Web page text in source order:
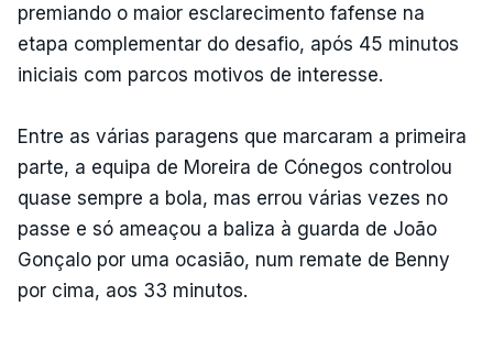
premiando o maior esclarecimento fafense na
etapa complementar do desafio, após 45 minutos
iniciais com parcos motivos de interesse.
Entre as várias paragens que marcaram a primeira
parte, a equipa de Moreira de Cónegos controlou
quase sempre a bola, mas errou várias vezes no
passe e só ameaçou a baliza à guarda de João
Gonçalo por uma ocasião, num remate de Benny
por cima, aos 33 minutos.